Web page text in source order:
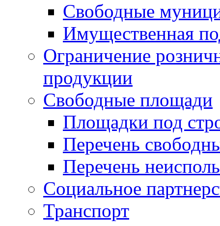
Свободные
Имущественная
Ограничение
продукции
Свободные площади
Площадки под
Перечень
Перечень
Социальное
Транспорт